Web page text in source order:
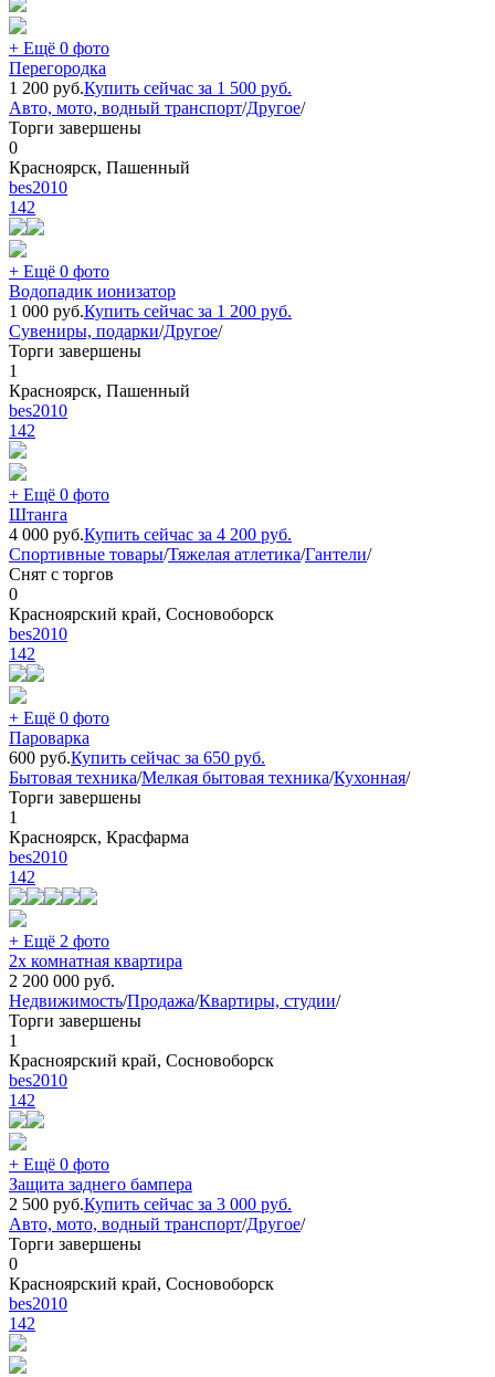
+ Ещё 0 фото
Перегородка
1 200 руб.Купить сейчас за 1 500 руб.
Авто, мото, водный транспорт/Другое/
Торги завершены
0
Красноярск, Пашенный
bes2010
142
+ Ещё 0 фото
Водопадик ионизатор
1 000 руб.Купить сейчас за 1 200 руб.
Сувениры, подарки/Другое/
Торги завершены
1
Красноярск, Пашенный
bes2010
142
+ Ещё 0 фото
Штанга
4 000 руб.Купить сейчас за 4 200 руб.
Спортивные товары/Тяжелая атлетика/Гантели/
Снят с торгов
0
Красноярский край, Сосновоборск
bes2010
142
+ Ещё 0 фото
Пароварка
600 руб.Купить сейчас за 650 руб.
Бытовая техника/Мелкая бытовая техника/Кухонная/
Торги завершены
1
Красноярск, Красфарма
bes2010
142
+ Ещё 2 фото
2х комнатная квартира
2 200 000 руб.
Недвижимость/Продажа/Квартиры, студии/
Торги завершены
1
Красноярский край, Сосновоборск
bes2010
142
+ Ещё 0 фото
Защита заднего бампера
2 500 руб.Купить сейчас за 3 000 руб.
Авто, мото, водный транспорт/Другое/
Торги завершены
0
Красноярский край, Сосновоборск
bes2010
142